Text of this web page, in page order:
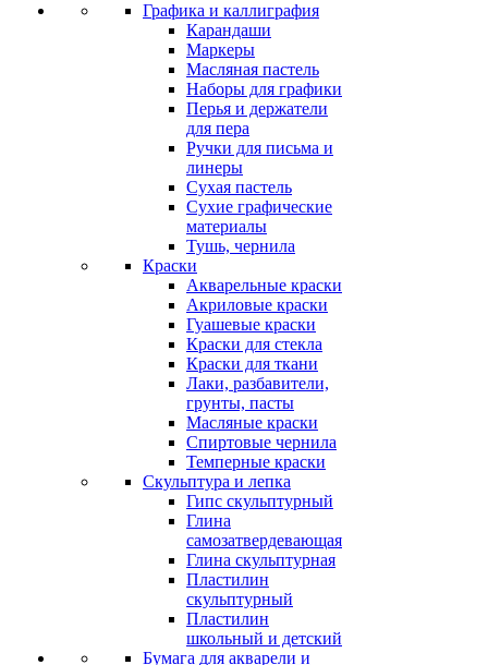
Графика и каллиграфия
Карандаши
Маркеры
Масляная пастель
Наборы для графики
Перья и держатели
для пера
Ручки для письма и
линеры
Сухая пастель
Сухие графические
материалы
Тушь, чернила
Краски
Акварельные краски
Акриловые краски
Гуашевые краски
Краски для стекла
Краски для ткани
Лаки, разбавители,
грунты, пасты
Масляные краски
Спиртовые чернила
Темперные краски
Скульптура и лепка
Гипс скульптурный
Глина
самозатвердевающая
Глина скульптурная
Пластилин
скульптурный
Пластилин
школьный и детский
Бумага для акварели и